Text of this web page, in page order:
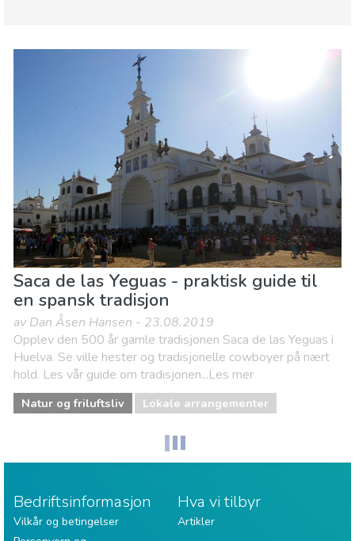
Lokale arrangementer
Saca de las Yeguas - praktisk guide til
en spansk tradisjon
av Dan Åsen Hansen - 23.08.2019
Opplev den 500 år gamle tradisjonen Saca de las Yeguas i
Huelva. Se ville hester og tradisjonelle cowboyer på nært
hold. Les vår guide om tradisjonen...Les mer
Natur og friluftsliv Lokale arrangementer
Bedriftsinformasjon
Vilkår og betingelser
Hva vi tilbyr
Artikler